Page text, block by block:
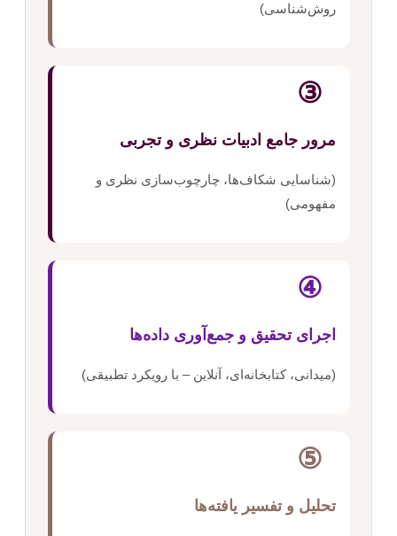
روش‌شناسی)
③
مرور جامع ادبیات نظری و تجربی
(شناسایی شکاف‌ها، چارچوب‌سازی نظری و
مفهومی)
④
اجرای تحقیق و جمع‌آوری داده‌ها
(میدانی، کتابخانه‌ای، آنلاین – با رویکرد تطبیقی)
⑤
تحلیل و تفسیر یافته‌ها